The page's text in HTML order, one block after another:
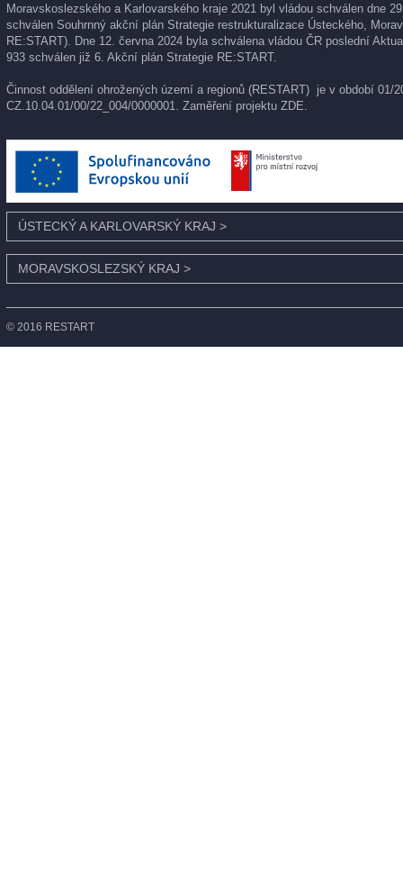
Moravskoslezského a Karlovarského kraje 2021 byl vládou schválen dne
schválen Souhrnný akční plán Strategie restrukturalizace Ústeckého,
RE:START). Dne 12. června 2024 byla schválena vládou ČR poslední
933 schválen již 6. Akční plán Strategie RE:START.
Činnost oddělení ohrožených území a regionů (RESTART) je v období
CZ.10.04.01/00/22_004/0000001. Zaměření projektu ZDE
ÚSTECKÝ A KARLOVARSKÝ KRAJ >
MORAVSKOSLEZSKÝ KRAJ >
© 2016 RESTART